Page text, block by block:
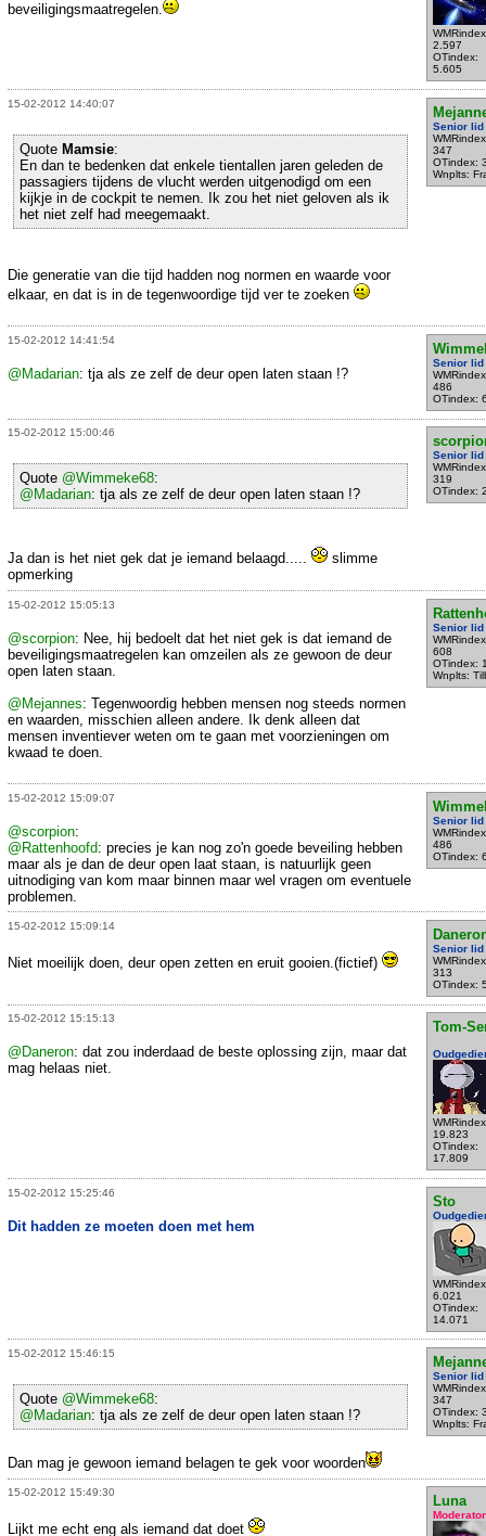
2.597
OTindex:
5.605
beveiligingsmaatregelen.
15-02-2012 14:40:07
Senior lid
347
OTindex:
Wnplts:
Quote Mamsie:
En dan te bedenken dat enkele tientallen jaren geleden de
passagiers tijdens de vlucht werden uitgenodigd om een
kijkje in de cockpit te nemen. Ik zou het niet geloven als ik
het niet zelf had meegemaakt.
Die generatie van die tijd hadden nog normen en waarde voor
elkaar, en dat is in de tegenwoordige tijd ver te zoeken
15-02-2012 14:41:54
Senior lid
486
OTindex:
@Madarian: tja als ze zelf de deur open laten staan !?
15-02-2012 15:00:46
Senior lid
319
OTindex:
Quote @Wimmeke68:
@Madarian: tja als ze zelf de deur open laten staan !?
Ja dan is het niet gek dat je iemand belaagd.....
slimme
opmerking
15-02-2012 15:05:13
Senior lid
608
OTindex:
Wnplts:
@scorpion: Nee, hij bedoelt dat het niet gek is dat iemand de
beveiligingsmaatregelen kan omzeilen als ze gewoon de deur
open laten staan.
@Mejannes: Tegenwoordig hebben mensen nog steeds normen
en waarden, misschien alleen andere. Ik denk alleen dat
mensen inventiever weten om te gaan met voorzieningen om
kwaad te doen.
15-02-2012 15:09:07
Senior lid
486
OTindex:
@scorpion:
@Rattenhoofd: precies je kan nog zo'n goede beveiling hebben
maar als je dan de deur open laat staan, is natuurlijk geen
uitnodiging van kom maar binnen maar wel vragen om eventuele
problemen.
15-02-2012 15:09:14
Senior lid
313
OTindex:
Niet moeilijk doen, deur open zetten en eruit gooien.(fictief)
15-02-2012 15:15:13
Tom-
19.823
OTindex:
17.809
@Daneron: dat zou inderdaad de beste oplossing zijn, maar dat
mag helaas niet.
15-02-2012 15:25:46
Sto
6.021
OTindex:
14.071
Dit hadden ze moeten doen met hem
15-02-2012 15:46:15
Senior lid
347
OTindex:
Wnplts:
Quote @Wimmeke68:
@Madarian: tja als ze zelf de deur open laten staan !?
Dan mag je gewoon iemand belagen te gek voor woorden
15-02-2012 15:49:30
Luna
Moderator
Lijkt me echt eng als iemand dat doet